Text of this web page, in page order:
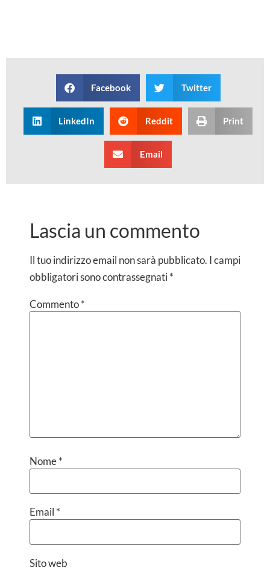
Facebook Twitter
LinkedIn Reddit Print
Email
Lascia un commento
Il tuo indirizzo email non sarà pubblicato. I campi
obbligatori sono contrassegnati*
Commento*
Nome*
Email *
Sito web